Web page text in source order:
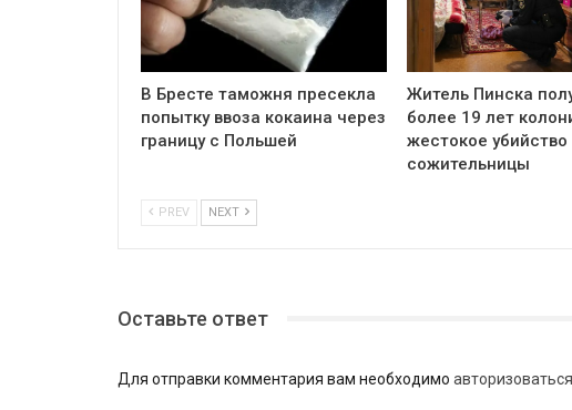
В Бресте таможня пресекла
попытку ввоза кокаина через
границу с Польшей
Житель Пинска
более 19 лет
жестокое убийство
сожительницы
PREV NEXT
Оставьте ответ
Для отправки комментария вам необходимо авторизоваться